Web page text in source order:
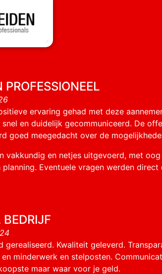
ervaring gehad met deze
en duidelijk gecommuniceerd. De
goed meegedacht over de
vakkundig en netjes uitgevoerd, met
Eventuele vragen werden direct
BEDRIJF
gerealiseerd. Kwaliteit geleverd.
minderwerk en stelposten.
maar waar voor je geld.